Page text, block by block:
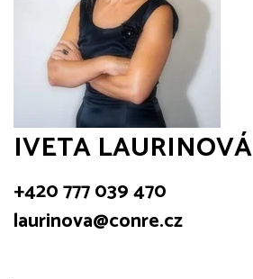
IVETA LAURINOVÁ
+420 777 039 470
laurinova@conre.cz